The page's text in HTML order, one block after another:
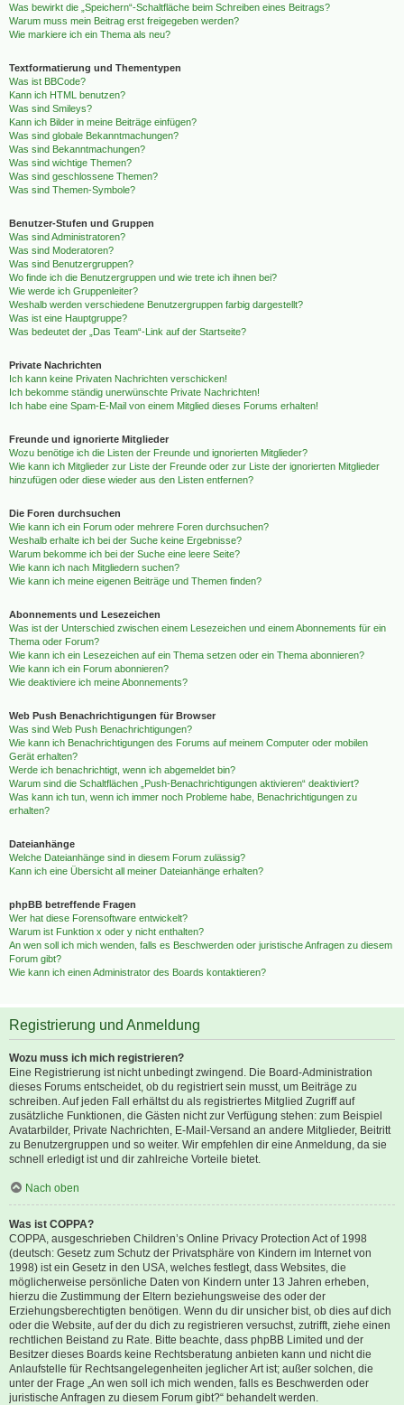
Was bewirkt die „Speichern“-Schaltfläche beim Schreiben eines Beitrags?
Warum muss mein Beitrag erst freigegeben werden?
Wie markiere ich ein Thema als neu?
Textformatierung und Thementypen
Was ist BBCode?
Kann ich HTML benutzen?
Was sind Smileys?
Kann ich Bilder in meine Beiträge einfügen?
Was sind globale Bekanntmachungen?
Was sind Bekanntmachungen?
Was sind wichtige Themen?
Was sind geschlossene Themen?
Was sind Themen-Symbole?
Benutzer-Stufen und Gruppen
Was sind Administratoren?
Was sind Moderatoren?
Was sind Benutzergruppen?
Wo finde ich die Benutzergruppen und wie trete ich ihnen bei?
Wie werde ich Gruppenleiter?
Weshalb werden verschiedene Benutzergruppen farbig dargestellt?
Was ist eine Hauptgruppe?
Was bedeutet der „Das Team“-Link auf der Startseite?
Private Nachrichten
Ich kann keine Privaten Nachrichten verschicken!
Ich bekomme ständig unerwünschte Private Nachrichten!
Ich habe eine Spam-E-Mail von einem Mitglied dieses Forums erhalten!
Freunde und ignorierte Mitglieder
Wozu benötige ich die Listen der Freunde und ignorierten Mitglieder?
Wie kann ich Mitglieder zur Liste der Freunde oder zur Liste der ignorierten Mitglieder
hinzufügen oder diese wieder aus den Listen entfernen?
Die Foren durchsuchen
Wie kann ich ein Forum oder mehrere Foren durchsuchen?
Weshalb erhalte ich bei der Suche keine Ergebnisse?
Warum bekomme ich bei der Suche eine leere Seite?
Wie kann ich nach Mitgliedern suchen?
Wie kann ich meine eigenen Beiträge und Themen finden?
Abonnements und Lesezeichen
Was ist der Unterschied zwischen einem Lesezeichen und einem Abonnements für ein
Thema oder Forum?
Wie kann ich ein Lesezeichen auf ein Thema setzen oder ein Thema abonnieren?
Wie kann ich ein Forum abonnieren?
Wie deaktiviere ich meine Abonnements?
Web Push Benachrichtigungen für Browser
Was sind Web Push Benachrichtigungen?
Wie kann ich Benachrichtigungen des Forums auf meinem Computer oder mobilen
Gerät erhalten?
Werde ich benachrichtigt, wenn ich abgemeldet bin?
Warum sind die Schaltflächen „Push-Benachrichtigungen aktivieren“ deaktiviert?
Was kann ich tun, wenn ich immer noch Probleme habe, Benachrichtigungen zu
erhalten?
Dateianhänge
Welche Dateianhänge sind in diesem Forum zulässig?
Kann ich eine Übersicht all meiner Dateianhänge erhalten?
phpBB betreffende Fragen
Wer hat diese Forensoftware entwickelt?
Warum ist Funktion x oder y nicht enthalten?
An wen soll ich mich wenden, falls es Beschwerden oder juristische Anfragen zu diesem
Forum gibt?
Wie kann ich einen Administrator des Boards kontaktieren?
Registrierung und Anmeldung
Wozu muss ich mich registrieren?
Eine Registrierung ist nicht unbedingt zwingend. Die Board-Administration
dieses Forums entscheidet, ob du registriert sein musst, um Beiträge zu
schreiben. Auf jeden Fall erhältst du als registriertes Mitglied Zugriff auf
zusätzliche Funktionen, die Gästen nicht zur Verfügung stehen: zum Beispiel
Avatarbilder, Private Nachrichten, E-Mail-Versand an andere Mitglieder, Beitritt
zu Benutzergruppen und so weiter. Wir empfehlen dir eine Anmeldung, da sie
schnell erledigt ist und dir zahlreiche Vorteile bietet.
Nach oben
Was ist COPPA?
COPPA, ausgeschrieben Children’s Online Privacy Protection Act of 1998
(deutsch: Gesetz zum Schutz der Privatsphäre von Kindern im Internet von
1998) ist ein Gesetz in den USA, welches festlegt, dass Websites, die
möglicherweise persönliche Daten von Kindern unter 13 Jahren erheben,
hierzu die Zustimmung der Eltern beziehungsweise des oder der
Erziehungsberechtigten benötigen. Wenn du dir unsicher bist, ob dies auf dich
oder die Website, auf der du dich zu registrieren versuchst, zutrifft, ziehe einen
rechtlichen Beistand zu Rate. Bitte beachte, dass phpBB Limited und der
Besitzer dieses Boards keine Rechtsberatung anbieten kann und nicht die
Anlaufstelle für Rechtsangelegenheiten jeglicher Art ist; außer solchen, die
unter der Frage „An wen soll ich mich wenden, falls es Beschwerden oder
juristische Anfragen zu diesem Forum gibt?“ behandelt werden.